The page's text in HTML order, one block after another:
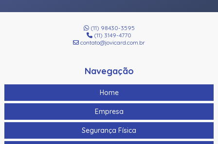
(11) 98430-3595
(11) 3149-4770
contato@jovicard.com.br
Navegação
Home
Empresa
Segurança Física